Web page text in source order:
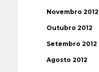
Novembro 2012
Outubro 2012
Setembro 2012
Agosto 2012